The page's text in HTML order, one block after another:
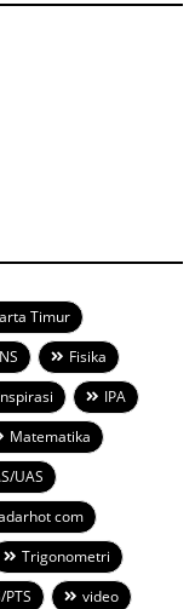
Timur
Fisika
IPA
Matematika
UAS
com
Trigonometri
PTS video